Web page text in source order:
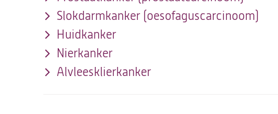
Slokdarmkanker (oesofaguscarcinoom)
Huidkanker
Nierkanker
Alvleesklierkanker